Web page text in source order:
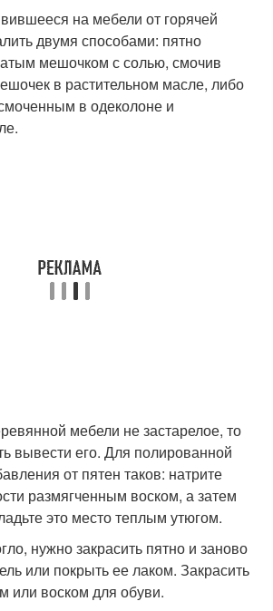
на мебели от горячей
двумя способами: пятно
мешочком с солью, смочив
в растительном масле, либо
в одеколоне и
мебели не застарелое, то
вывести его. Для полированной
от пятен таков: натрите
размягченным воском, а затем
это место теплым утюгом.
нужно закрасить пятно и заново
или покрыть ее лаком. Закрасить
или воском для обуви.